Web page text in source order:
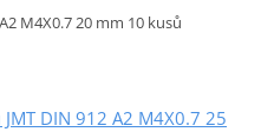
M4X0.7 20 mm 10 kusů
DIN 912 A2 M4X0.7 25